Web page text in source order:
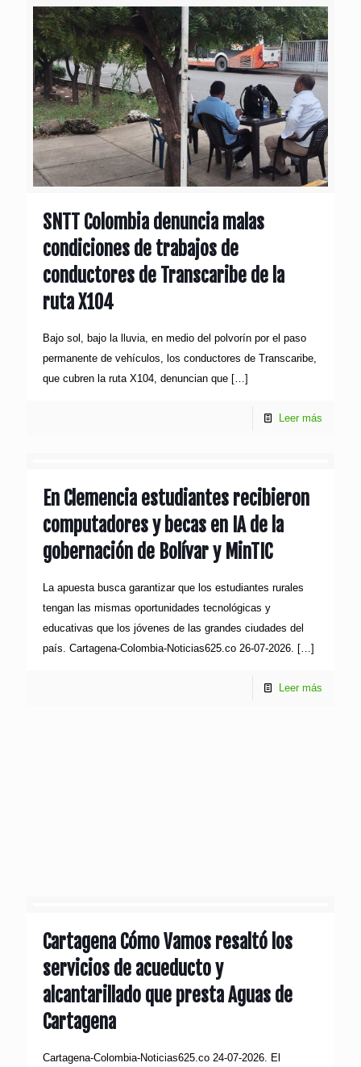
SNTT Colombia denuncia malas
condiciones de trabajos de
conductores de Transcaribe de la
ruta X104
Bajo sol, bajo la lluvia, en medio del polvorín por el paso
permanente de vehículos, los conductores de Transcaribe,
que cubren la ruta X104, denuncian que […]
Leer más
En Clemencia estudiantes recibieron
computadores y becas en IA de la
gobernación de Bolívar y MinTIC
La apuesta busca garantizar que los estudiantes rurales
tengan las mismas oportunidades tecnológicas y
educativas que los jóvenes de las grandes ciudades del
país. Cartagena-Colombia-Noticias625.co 26-07-2026. […]
Leer más
Cartagena Cómo Vamos resaltó los
servicios de acueducto y
alcantarillado que presta Aguas de
Cartagena
Cartagena-Colombia-Noticias625.co 24-07-2026. El